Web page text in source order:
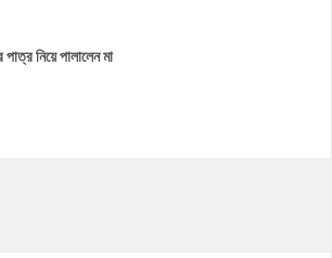
পাত্র নিয়ে পালালেন মা